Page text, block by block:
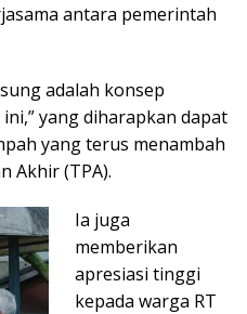
antara pemerintah
adalah konsep
yang diharapkan dapat
yang terus menambah
Akhir (TPA).
Ia juga
memberikan
apresiasi tinggi
kepada warga RT